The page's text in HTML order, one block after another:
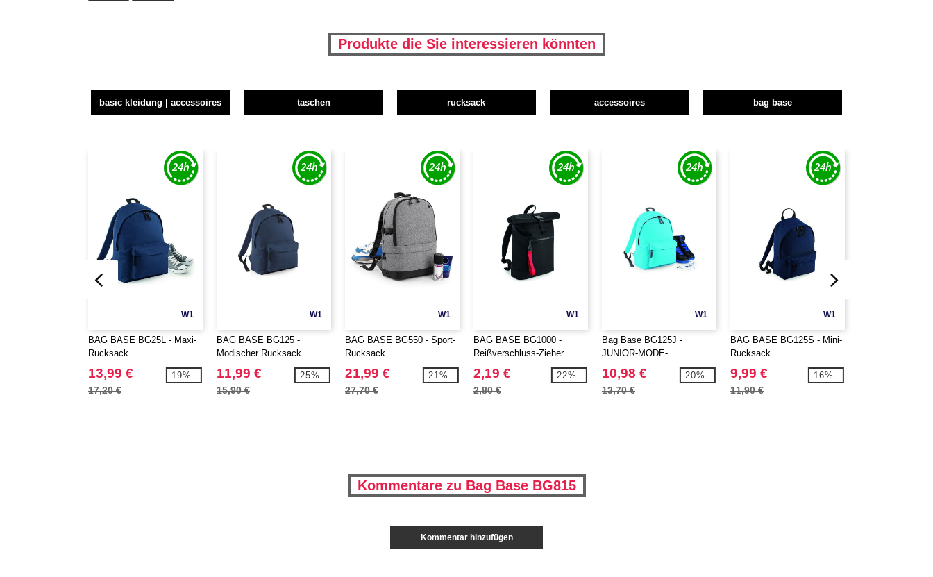
Produkte die Sie interessieren könnten
basic kleidung | accessoires taschen rucksack accessoires bag base
W1
BAG BASE BG25L - Maxi-
Rucksack
13,99 €
17,20 €
-19%
W1
BAG BASE BG125 -
Modischer Rucksack
11,99 €
15,90 €
-25%
W1
BAG BASE BG550 - Sport-
Rucksack
21,99 €
27,70 €
-21%
W1
BAG BASE BG1000 -
Reißverschluss-Zieher
2,19 €
2,80 €
-22%
W1
Bag Base BG125J -
JUNIOR-MODE-
RUCKSACK
10,98 €
13,70 €
-20%
W1
BAG BASE BG125S - Mini-
Rucksack
9,99 €
11,90 €
-16%
Kommentare zu Bag Base BG815
Kommentar hinzufügen